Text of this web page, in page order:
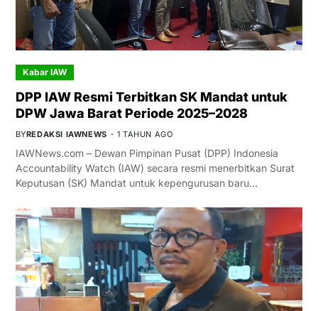
Kabar IAW
DPP IAW Resmi Terbitkan SK Mandat untuk
DPW Jawa Barat Periode 2025–2028
BYREDAKSI IAWNEWS 1 TAHUN AGO
IAWNews.com – Dewan Pimpinan Pusat (DPP) Indonesia
Accountability Watch (IAW) secara resmi menerbitkan Surat
Keputusan (SK) Mandat untuk kepengurusan baru…